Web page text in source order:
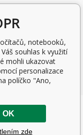
Pohludka
notebooků,
souhlas k využití
mohli ukazovat
personalizace
políčko "Ano,
OK
zde